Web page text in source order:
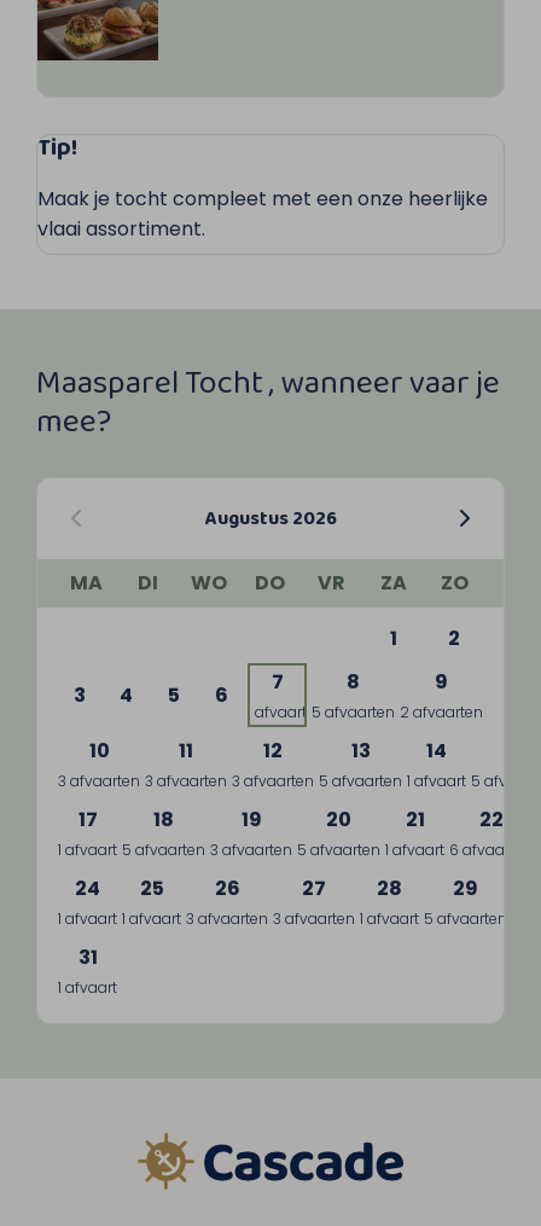
Tip!
Maak je tocht compleet met een onze heerlijke
vlaai assortiment.
Maasparel Tocht , wanneer vaar je
mee?
Augustus 2026
MA DI WO DO VR ZA
ZO
1
2
3 4 5 6 7
1 afvaart
8
5 afvaarten
9
2 afvaarten
10
3 afvaarten
11
3 afvaarten
12
3 afvaarten
13
5 afvaarten
14
1 afvaart 5
17
1 afvaart
18
5 afvaarten
19
3 afvaarten
20
5 afvaarten
21
1 afvaart
22
6 afvaarten
24
1 afvaart
25
1 afvaart
26
3 afvaarten
27
3 afvaarten
28
1 afvaart
29
5 afvaarten
31
1 afvaart